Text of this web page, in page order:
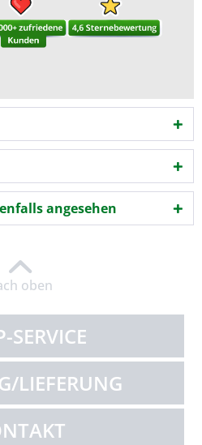
angesehen
oben
SERVICE
LIEFERUNG